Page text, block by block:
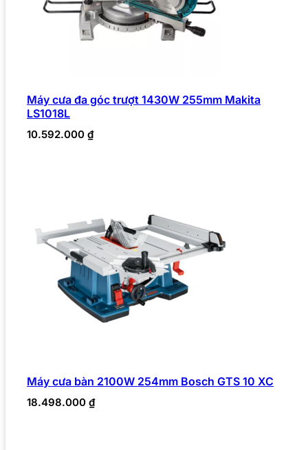
Máy cưa đa góc trượt 1430W 255mm Makita
LS1018L
10.592.000 ₫
Máy cưa bàn 2100W 254mm Bosch GTS 10 XC
18.498.000 ₫